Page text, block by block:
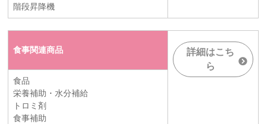
階段昇降機
食事関連商品
詳細はこち
ら
食品
栄養補助・水分補給
トロミ剤
食事補助